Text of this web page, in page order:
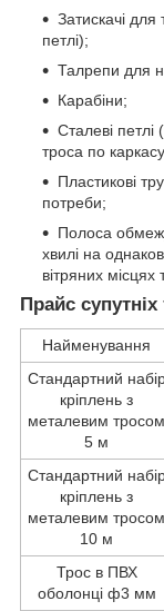
Затискачі
петлі);
Талрепи для
Карабіни;
Сталеві
троса по
Пластикові
потреби;
Полоса
хвилі на
вітряних
Прайс супутніх
Найменування
Стандартний
кріплень з
металевим тросом
5 м
Стандартний
кріплень з
металевим тросом
10 м
Трос в ПВХ
оболонці ф3 мм